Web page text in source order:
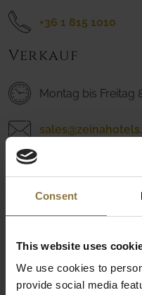
Consent
This website uses
We use cookies to
provide social media
+36 1 815 1010
Verkauf
Montag bis Freitag
Marketing